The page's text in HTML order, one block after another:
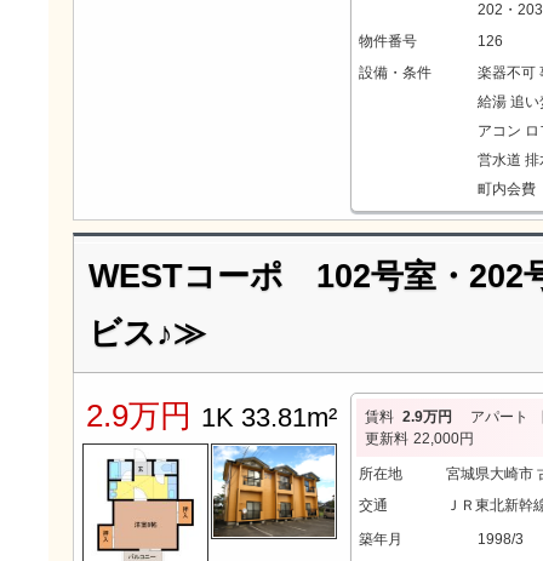
202・203
物件番号
126
設備・条件
楽器不可
給湯 追い
アコン
営水道 排
町内会
WESTコーポ 102号室・
ビス♪≫
2.9万円 1K 33.81m² 賃料 2.9万円 アパート
更新料 22,000円
所在地
宮城県大崎市
交通
ＪＲ東北新幹
築年月
1998/3